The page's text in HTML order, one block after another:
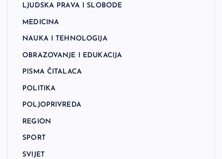
LJUDSKA PRAVA I SLOBODE
MEDICINA
NAUKA I TEHNOLOGIJA
OBRAZOVANJE I EDUKACIJA
PISMA ČITALACA
POLITIKA
POLJOPRIVREDA
REGION
SPORT
SVIJET